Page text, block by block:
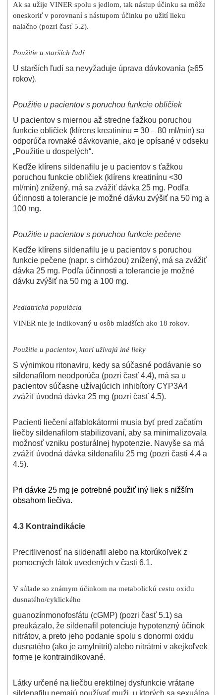
Ak sa užije VINER spolu s jedlom, tak nástup účinku sa môže
oneskoriť v porovnaní s nástupom účinku po užití lieku
nalačno (pozri časť 5.2).
Použitie u starších ľudí
U starších ľudí sa nevyžaduje úprava dávkovania (≥65
rokov).
Použitie u pacientov s poruchou funkcie obličiek
U pacientov s miernou až stredne ťažkou poruchou
funkcie obličiek (klírens kreatinínu = 30 – 80 ml/min) sa
odporúča rovnaké dávkovanie, ako je opísané v odseku
„Použitie u dospelých“.
Keďže klírens sildenafilu je u pacientov s ťažkou
poruchou funkcie obličiek (klírens kreatinínu <30
ml/min) znížený, má sa zvážiť dávka 25 mg. Podľa
účinnosti a tolerancie je možné dávku zvýšiť na 50 mg a
100 mg.
Použitie u pacientov s poruchou funkcie pečene
Keďže klírens sildenafilu je u pacientov s poruchou
funkcie pečene (napr. s cirhózou) znížený, má sa zvážiť
dávka 25 mg. Podľa účinnosti a tolerancie je možné
dávku zvýšiť na 50 mg a 100 mg.
Pediatrická populácia
VINER nie je indikovaný u osôb mladších ako 18 rokov.
Použitie u pacientov, ktorí užívajú iné lieky
S výnimkou ritonaviru, kedy sa súčasné podávanie so
sildenafilom neodporúča (pozri časť 4.4), má sa u
pacientov súčasne užívajúcich inhibítory CYP3A4
zvážiť úvodná dávka 25 mg (pozri časť 4.5).
Pacienti liečení alfablokátormi musia byť pred začatím
liečby sildenafilom stabilizovaní, aby sa minimalizovala
možnosť vzniku posturálnej hypotenzie. Navyše sa má
zvážiť úvodná dávka sildenafilu 25 mg (pozri časti 4.4 a
4.5).
Pri dávke 25 mg je potrebné použiť iný liek s nižším
obsahom liečiva.
4.3 Kontraindikácie
Precitlivenosť na sildenafil alebo na ktorúkoľvek z
pomocných látok uvedených v časti 6.1.
V súlade so známym účinkom na metabolickú cestu oxidu
dusnatého/cyklického
guanozínmonofosfátu (cGMP) (pozri časť 5.1) sa
preukázalo, že sildenafil potenciuje hypotenzný účinok
nitrátov, a preto jeho podanie spolu s donormi oxidu
dusnatého (ako je amylnitrit) alebo nitrátmi v akejkoľvek
forme je kontraindikované.
Látky určené na liečbu erektilnej dysfunkcie vrátane